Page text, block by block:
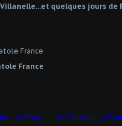
quelques jours de
France
La Nymphe de la Guérison, la Fontaine des Pharmaciens et la Rivière endormie pour Mardi Poésie